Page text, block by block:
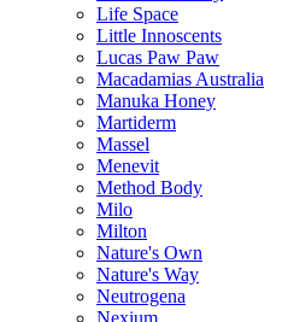
Life Space
Little Innoscents
Lucas Paw Paw
Macadamias Australia
Manuka Honey
Martiderm
Massel
Menevit
Method Body
Milo
Milton
Nature's Own
Nature's Way
Neutrogena